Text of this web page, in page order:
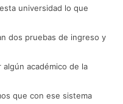
universidad lo que
dos pruebas de ingreso y
académico de la
que con ese sistema